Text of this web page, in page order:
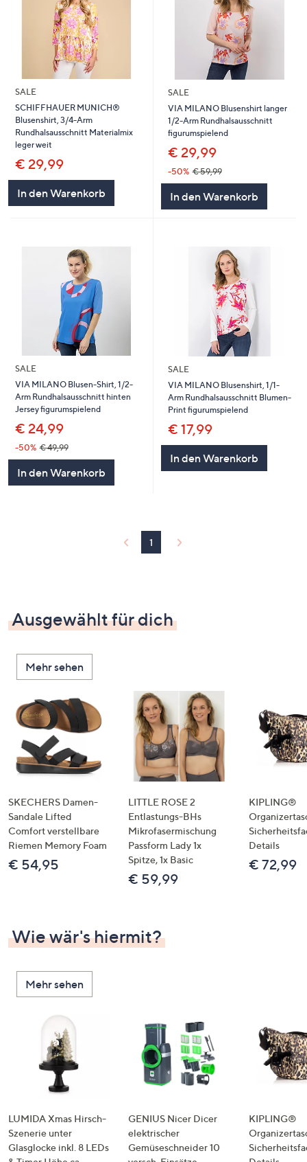
SALE
SCHIFFHAUER MUNICH®
Blusenshirt, 3/4-Arm
Rundhalsausschnitt Materialmix
leger weit
€ 29,99
In den Warenkorb
SALE
VIA MILANO Blusenshirt langer
1/2-Arm Rundhalsausschnitt
figurumspielend
€ 29,99
-50% € 59,99
In den Warenkorb
SALE
VIA MILANO Blusen-Shirt, 1/2-
Arm Rundhalsausschnitt hinten
Jersey figurumspielend
€ 24,99
-50% € 49,99
In den Warenkorb
SALE
VIA MILANO Blusenshirt, 1/1-
Arm Rundhalsausschnitt Blumen-
Print figurumspielend
€ 17,99
In den Warenkorb
1
Ausgewählt für dich
Mehr sehen
SKECHERS Damen-
Sandale Lifted
Comfort verstellbare
Riemen Memory Foam
€ 54,95
LITTLE ROSE 2
Entlastungs-BHs
Mikrofasermischung
Passform Lady 1x
Spitze, 1x Basic
€ 59,99
KIPLING®
Details
€ 72,99
Wie wär's hiermit?
Mehr sehen
LUMIDA Xmas Hirsch-
Szenerie unter
Glasglocke inkl. 8 LEDs
GENIUS Nicer Dicer
elektrischer
Gemüseschneider 10
KIPLING®